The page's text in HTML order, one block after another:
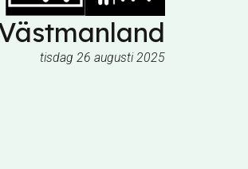
tisdag 26 augusti 2025